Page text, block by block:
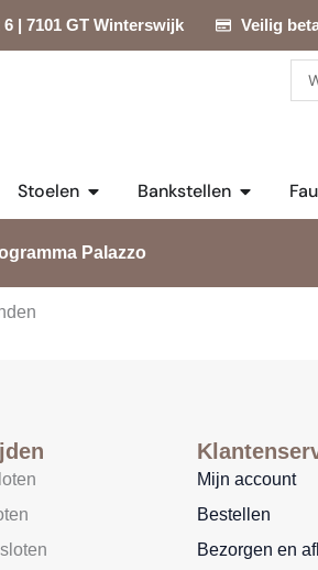
| 7101 GT Winterswijk Veilig
...
Stoelen Open Stoelen
Bankstellen Open
Palazzo
Mijn account
Bestellen
Bezorgen en